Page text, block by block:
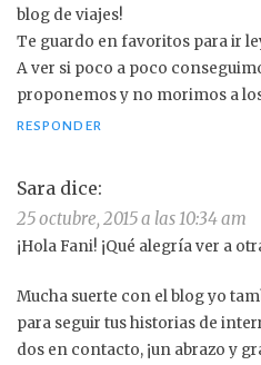
blog de viajes!
Te guardo en favoritos para ir
A ver si poco a poco
proponemos y no morimos a
RESPONDER
Sara dice:
25 octubre, 2015 a las 10:34 am
¡Hola Fani! ¡Qué alegría ver a
Mucha suerte con el blog yo
para seguir tus historias de
dos en contacto, ¡un abrazo y